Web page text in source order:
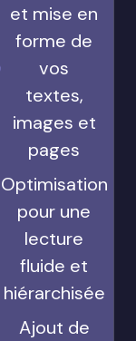
et mise en
forme de
vos
textes,
images et
pages
Optimisation
pour une
lecture
fluide et
hiérarchisée
Ajout de